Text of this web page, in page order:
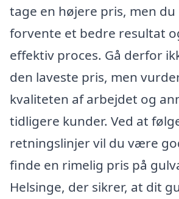
tage en højere pris, men du
forvente et bedre resultat
effektiv proces. Gå derfor
den laveste pris, men
kvaliteten af arbejdet og
tidligere kunder. Ved at
retningslinjer vil du være
finde en rimelig pris på
Helsinge, der sikrer, at dit